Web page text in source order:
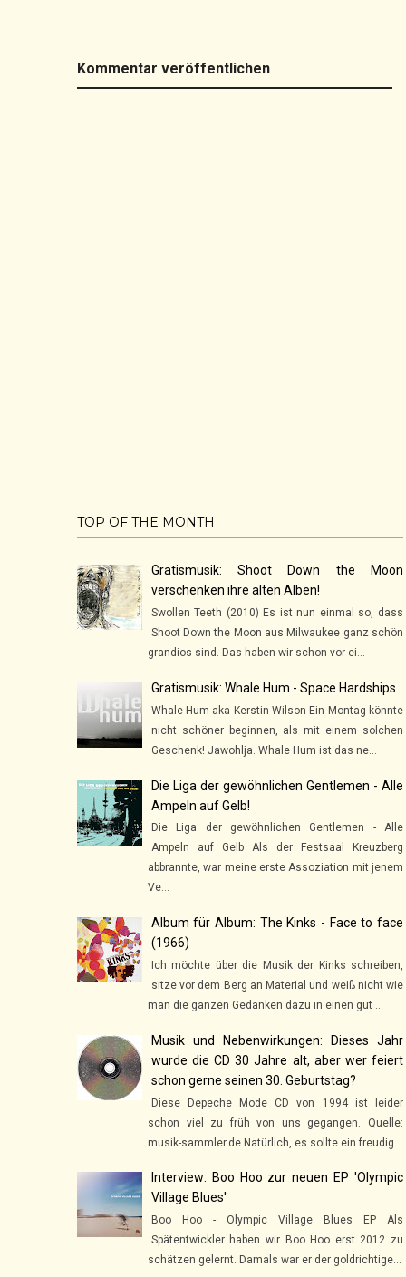
Kommentar veröffentlichen
TOP OF THE MONTH
Gratismusik: Shoot Down the Moon
verschenken ihre alten Alben!
Swollen Teeth (2010) Es ist nun einmal so, dass
Shoot Down the Moon aus Milwaukee ganz schön
grandios sind. Das haben wir schon vor ei...
Gratismusik: Whale Hum - Space Hardships
Whale Hum aka Kerstin Wilson Ein Montag könnte
nicht schöner beginnen, als mit einem solchen
Geschenk! Jawohlja. Whale Hum ist das ne...
Die Liga der gewöhnlichen Gentlemen - Alle
Ampeln auf Gelb!
Die Liga der gewöhnlichen Gentlemen - Alle
Ampeln auf Gelb Als der Festsaal Kreuzberg
abbrannte, war meine erste Assoziation mit jenem
Ve...
Album für Album: The Kinks - Face to face
(1966)
Ich möchte über die Musik der Kinks schreiben,
sitze vor dem Berg an Material und weiß nicht wie
man die ganzen Gedanken dazu in einen gut ...
Musik und Nebenwirkungen: Dieses Jahr
wurde die CD 30 Jahre alt, aber wer feiert
schon gerne seinen 30. Geburtstag?
Diese Depeche Mode CD von 1994 ist leider
schon viel zu früh von uns gegangen. Quelle:
musik-sammler.de Natürlich, es sollte ein freudig...
Interview: Boo Hoo zur neuen EP 'Olympic
Village Blues'
Boo Hoo - Olympic Village Blues EP Als
Spätentwickler haben wir Boo Hoo erst 2012 zu
schätzen gelernt. Damals war er der goldrichtige...